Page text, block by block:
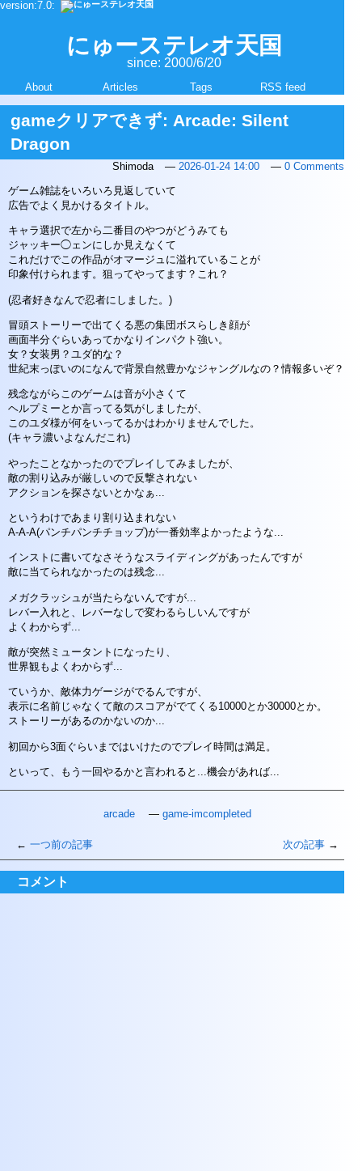
本
ば
す
version:7.0:
にゅーステレオ天国
since: 2000/6/20
About Articles Tags RSS feed
gameクリアできず: Arcade: Silent
Dragon
Shimoda 2026-01-24 14:00 0 Comments
ゲーム雑誌をいろいろ見返していて
広告でよく見かけるタイトル。
キャラ選択で左から二番目のやつがどうみても
ジャッキー◯ェンにしか見えなくて
これだけでこの作品がオマージュに溢れていることが
印象付けられます。狙ってやってます？これ？
(忍者好きなんで忍者にしました。)
冒頭ストーリーで出てくる悪の集団ボスらしき顔が
画面半分ぐらいあってかなりインパクト強い。
女？女装男？ユダ的な？
世紀末っぽいのになんで背景自然豊かなジャングルなの？情報多いぞ？
残念ながらこのゲームは音が小さくて
ヘルプミーとか言ってる気がしましたが、
このユダ様が何をいってるかはわかりませんでした。
(キャラ濃いよなんだこれ)
やったことなかったのでプレイしてみましたが、
敵の割り込みが厳しいので反撃されない
アクションを探さないとかなぁ...
というわけであまり割り込まれない
A-A-A(パンチパンチチョップ)が一番効率よかったような...
インストに書いてなさそうなスライディングがあったんですが
敵に当てられなかったのは残念...
メガクラッシュが当たらないんですが...
レバー入れと、レバーなしで変わるらしいんですが
よくわからず...
敵が突然ミュータントになったり、
世界観もよくわからず...
ていうか、敵体力ゲージがでるんですが、
表示に名前じゃなくて敵のスコアがでてくる10000とか30000とか。
ストーリーがあるのかないのか...
初回から3面ぐらいまではいけたのでプレイ時間は満足。
といって、もう一回やるかと言われると...機会があれば...
arcade game-imcompleted
一つ前の記事 次の記事
コメント